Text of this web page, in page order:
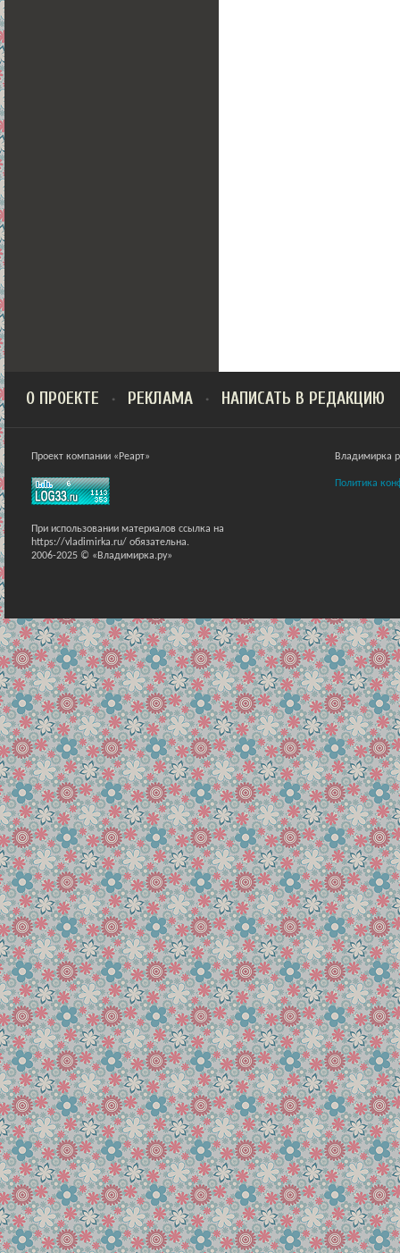
О ПРОЕКТЕ РЕКЛАМА НАПИСАТЬ В РЕДАКЦИЮ
Проект компании «Реарт»
При использовании материалов ссылка на
https://vladimirka.ru/ обязательна.
2006-2025 © «Владимирка.ру»
Владимирка
Политика